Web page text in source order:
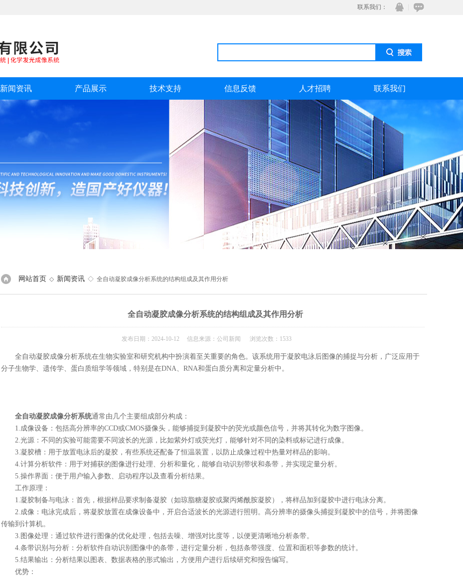
联系我们：
在线咨
QQ
新闻资讯 产品展示 技术支持 信息反馈 人才招聘 联系我们
网站首页 ◇ 新闻资讯 ◇ 全自动凝胶成像分析系统的结构组成及其作用分析
全自动凝胶成像分析系统的结构组成及其作用分析
发布日期：2024-10-12 信息来源：公司新闻 浏览次数：1533
全自动凝胶成像分析系统在生物实验室和研究机构中扮演着至关重要的角色。该系统用于凝胶电泳后图像的捕捉与分析，广泛应用于
分子生物学、遗传学、蛋白质组学等领域，特别是在DNA、RNA和蛋白质分离和定量分析中。
全自动凝胶成像分析系统通常由几个主要组成部分构成：
1.成像设备：包括高分辨率的CCD或CMOS摄像头，能够捕捉到凝胶中的荧光或颜色信号，并将其转化为数字图像。
2.光源：不同的实验可能需要不同波长的光源，比如紫外灯或荧光灯，能够针对不同的染料或标记进行成像。
3.凝胶槽：用于放置电泳后的凝胶，有些系统还配备了恒温装置，以防止成像过程中热量对样品的影响。
4.计算分析软件：用于对捕获的图像进行处理、分析和量化，能够自动识别带状和条带，并实现定量分析。
5.操作界面：便于用户输入参数、启动程序以及查看分析结果。
工作原理：
1.凝胶制备与电泳：首先，根据样品要求制备凝胶（如琼脂糖凝胶或聚丙烯酰胺凝胶），将样品加到凝胶中进行电泳分离。
2.成像：电泳完成后，将凝胶放置在成像设备中，开启合适波长的光源进行照明。高分辨率的摄像头捕捉到凝胶中的信号，并将图像
传输到计算机。
3.图像处理：通过软件进行图像的优化处理，包括去噪、增强对比度等，以便更清晰地分析条带。
4.条带识别与分析：分析软件自动识别图像中的条带，进行定量分析，包括条带强度、位置和面积等参数的统计。
5.结果输出：分析结果以图表、数据表格的形式输出，方便用户进行后续研究和报告编写。
优势：